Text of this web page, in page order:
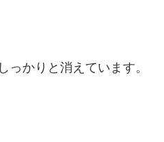
っかりと消えています。